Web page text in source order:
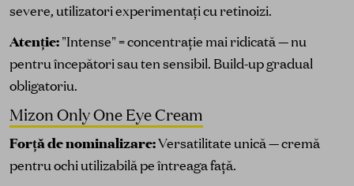
severe, utilizatori experimentați cu retinoizi.
Atenție:"Intense" = concentrație mai ridicată — nu
pentru începători sau ten sensibil. Build-up gradual
obligatoriu.
Mizon Only One Eye Cream
Forță de nominalizare:Versatilitate unică — cremă
pentru ochi utilizabilă pe întreaga față.